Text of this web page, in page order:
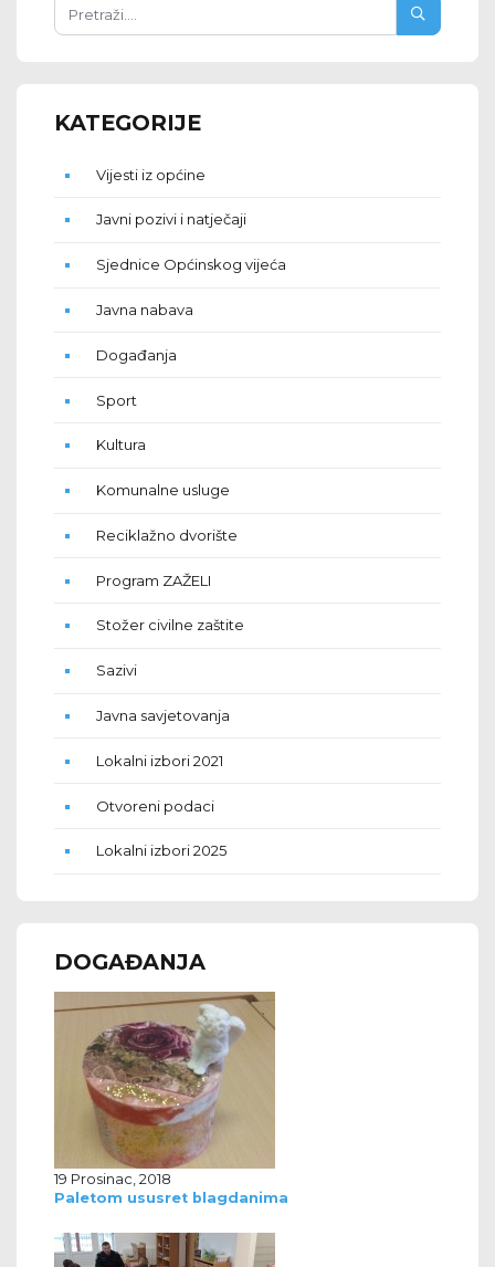
KATEGORIJE
Vijesti iz općine
Javni pozivi i natječaji
Sjednice Općinskog vijeća
Javna nabava
Događanja
Sport
Kultura
Komunalne usluge
Reciklažno dvorište
Program ZAŽELI
Stožer civilne zaštite
Sazivi
Javna savjetovanja
Lokalni izbori 2021
Otvoreni podaci
Lokalni izbori 2025
DOGAĐANJA
19 Prosinac, 2018
Paletom ususret blagdanima